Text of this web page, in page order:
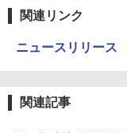
関連リンク
ニュースリリース
関連記事